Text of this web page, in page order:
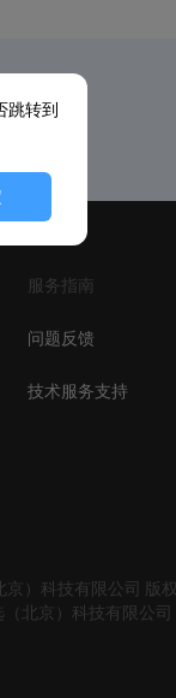
服务指南
问题反馈
技术服务支持
）科技有限公司 版
北京）科技有限公司
跳转到